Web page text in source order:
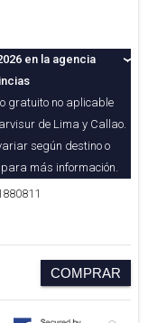
en la agencia
gratuito no aplicable
de Lima y Callao.
según destino o
más información.
COMPRAR